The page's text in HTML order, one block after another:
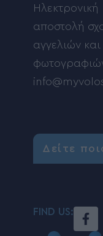
Ηλεκτρονική
αποστολή
αγγελιών και
Δείτε
FIND US: